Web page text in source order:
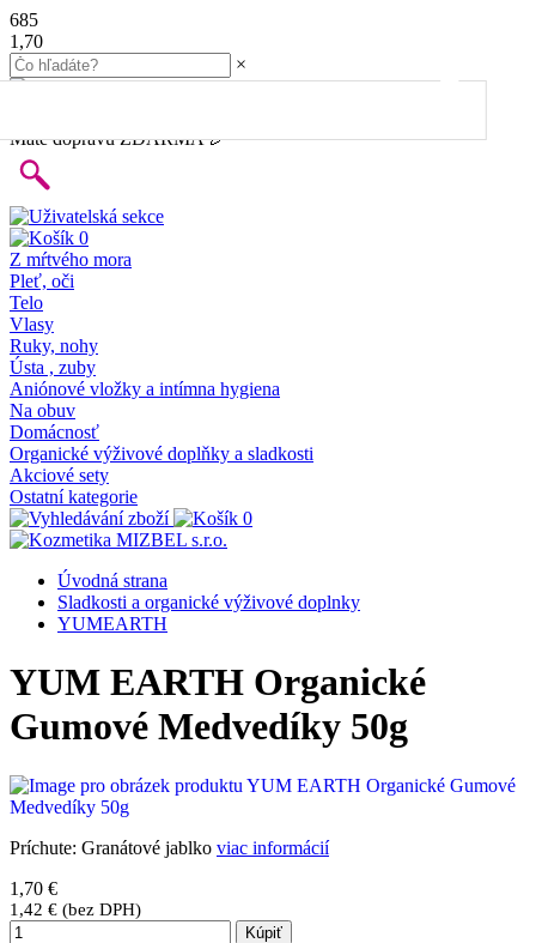
685
1,70
×
Máte dopravu ZDARMA 🎉
0
Z mŕtvého mora
Pleť, oči
Telo
Vlasy
Ruky, nohy
Ústa , zuby
Aniónové vložky a intímna hygiena
Na obuv
Domácnosť
Organické výživové doplňky a sladkosti
Akciové sety
Ostatní kategorie
0
Úvodná strana
Sladkosti a organické výživové doplnky
YUMEARTH
YUM EARTH Organické
Gumové Medvedíky 50g
Príchute: Granátové jablko viac informácií
1,70 €
1,42 € (bez DPH)
Kúpiť